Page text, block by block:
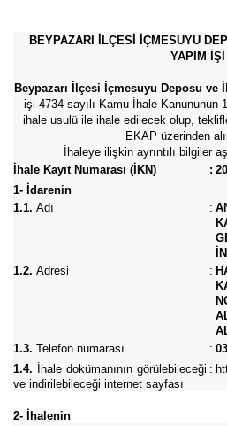
BEYPAZARI İLÇESİ İÇMESUYU
YAPIM İŞİ
Beypazarı İlçesi İçmesuyu Deposu ve
işi 4734 sayılı Kamu İhale Kanununun
ihale usulü ile ihale edilecek olup,
EKAP üzerinden
İhaleye ilişkin ayrıntılı bilgiler
İhale Kayıt Numarası (İKN)
:
1- İdarenin
1.1. Adı :
1.2. Adresi :
1.3. Telefon numarası :
1.4. İhale dokümanının görülebileceği
ve indirilebileceği internet sayfası
:
2- İhalenin